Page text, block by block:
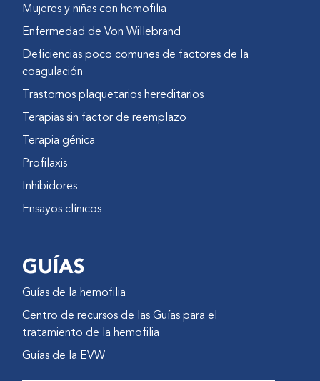
Mujeres y niñas con hemofilia
Enfermedad de Von Willebrand
Deficiencias poco comunes de factores de la
coagulación
Trastornos plaquetarios hereditarios
Terapias sin factor de reemplazo
Terapia génica
Profilaxis
Inhibidores
Ensayos clínicos
GUÍAS
Guías de la hemofilia
Centro de recursos de las Guías para el
tratamiento de la hemofilia
Guías de la EVW